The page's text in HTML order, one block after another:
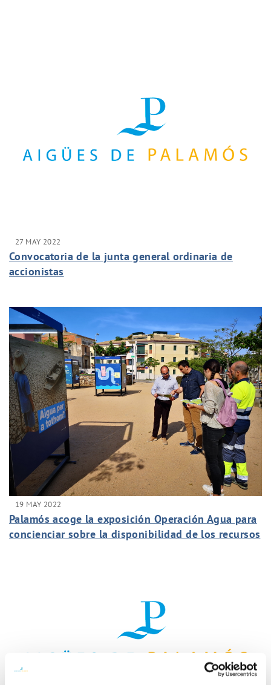
27 MAY 2022
Convocatoria de la junta general ordinaria de
accionistas
19 MAY 2022
Palamós acoge la exposición Operación Agua para
concienciar sobre la disponibilidad de los recursos